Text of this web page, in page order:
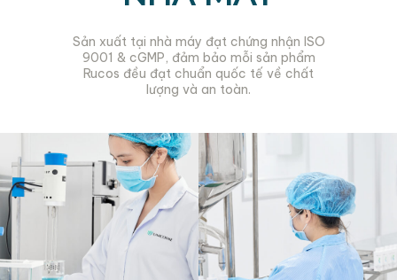
Sản xuất tại nhà máy đạt chứng nhận ISO
9001 & cGMP, đảm bảo mỗi sản phẩm
Rucos đều đạt chuẩn quốc tế về chất
lượng và an toàn.